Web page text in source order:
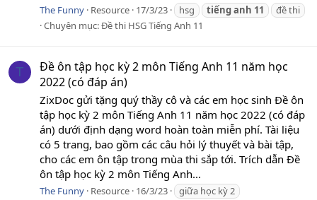
The Funny Resource 17/3/23 hsg tiếnganh 11
đề thi
Chuyên mục:Đề thi HSG Tiếng Anh 11
T
Đề ôn tập học kỳ 2 môn Tiếng Anh 11 năm học
2022 (có đáp án)
ZixDoc gửi tặng quý thầy cô và các em học sinh Đề ôn
tập học kỳ 2 môn Tiếng Anh 11 năm học 2022 (có đáp
án) dưới định dạng word hoàn toàn miễn phí. Tài liệu
có 5 trang, bao gồm các câu hỏi lý thuyết và bài tập,
cho các em ôn tập trong mùa thi sắp tới. Trích dẫn Đề
ôn tập học kỳ 2 môn Tiếng Anh...
The Funny Resource 16/3/23
giữa học kỳ 2